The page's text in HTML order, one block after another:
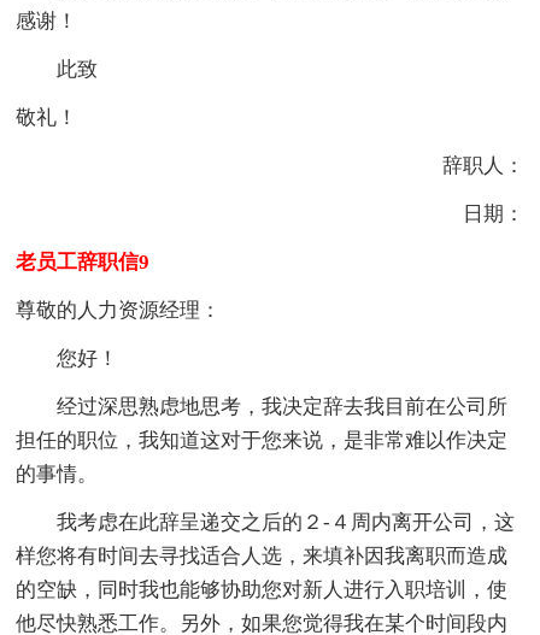
感谢！
此致
敬礼！
辞职人：
日期：
老员工辞职信9
尊敬的人力资源经理：
您好！
经过深思熟虑地思考，我决定辞去我目前在公司所
担任的职位，我知道这对于您来说，是非常难以作决定
的事情。
我考虑在此辞呈递交之后的２-４周内离开公司，这
样您将有时间去寻找适合人选，来填补因我离职而造成
的空缺，同时我也能够协助您对新人进行入职培训，使
他尽快熟悉工作。另外，如果您觉得我在某个时间段内